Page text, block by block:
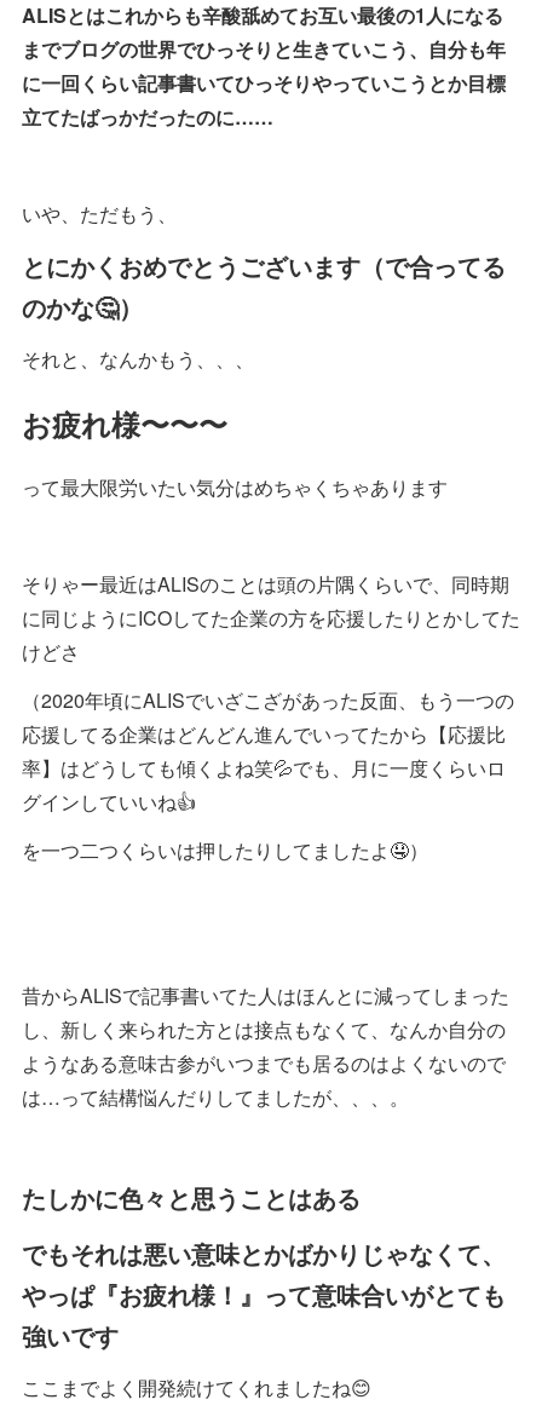
ALISとはこれからも辛酸舐めてお互い最後の1人になる
までブログの世界でひっそりと生きていこう、自分も年
に一回くらい記事書いてひっそりやっていこうとか目標
立てたばっかだったのに……
いや、ただもう、
とにかくおめでとうございます（で合ってる
のかな🤔）
それと、なんかもう、、、
お疲れ様〜〜〜
って最大限労いたい気分はめちゃくちゃあります
そりゃー最近はALISのことは頭の片隅くらいで、同時期
に同じようにICOしてた企業の方を応援したりとかしてた
けどさ
（2020年頃にALISでいざこざがあった反面、もう一つの
応援してる企業はどんどん進んでいってたから【応援比
率】はどうしても傾くよね笑💦でも、月に一度くらいロ
グインしていいね👍
を一つ二つくらいは押したりしてましたよ🤤）
昔からALISで記事書いてた人はほんとに減ってしまった
し、新しく来られた方とは接点もなくて、なんか自分の
ようなある意味古参がいつまでも居るのはよくないので
は…って結構悩んだりしてましたが、、、。
たしかに色々と思うことはある
でもそれは悪い意味とかばかりじゃなくて、
やっぱ『お疲れ様！』って意味合いがとても
強いです
ここまでよく開発続けてくれましたね😊